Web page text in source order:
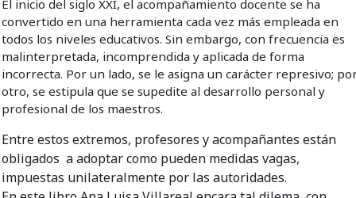
El inicio del siglo XXI, el acompañamiento docente se ha
convertido en una herramienta cada vez más empleada en
todos los niveles educativos. Sin embargo, con frecuencia es
malinterpretada, incomprendida y aplicada de forma
incorrecta. Por un lado, se le asigna un carácter represivo;
otro, se estipula que se supedite al desarrollo personal y
profesional de los maestros.
Entre estos extremos, profesores y acompañantes están
obligados a adoptar como pueden medidas vagas,
impuestas unilateralmente por las autoridades.